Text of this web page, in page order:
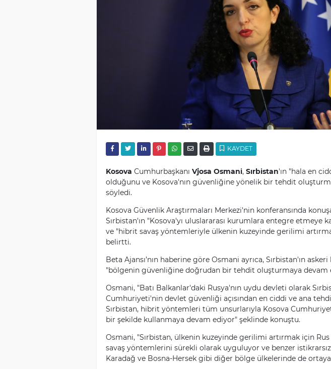
KAYDET
Kosova Cumhurbaşkanı Vjosa Osmani, Sırbistan'ın "hala en
olduğunu ve Kosova'nın güvenliğine yönelik bir tehdit
söyledi.
Kosova Güvenlik Araştırmaları Merkezi'nin konferansında
Sırbistan'ın "Kosova'yı uluslararası kurumlara entegre etmeye
ve "hibrit savaş yöntemleriyle ülkenin kuzeyinde gerilimi
belirtti.
Beta Ajansı’nın haberine göre Osmani ayrıca, Sırbistan'ın
"bölgenin güvenliğine doğrudan bir tehdit oluşturmaya devam
Osmani, "Batı Balkanlar'daki Rusya'nın uydu devleti olarak
Cumhuriyeti'nin devlet güvenliği açısından en ciddi ve ana
Sırbistan, hibrit yöntemleri tüm unsurlarıyla Kosova
bir şekilde kullanmaya devam ediyor" şeklinde konuştu.
Osmani, "Sırbistan, ülkenin kuzeyinde gerilimi artırmak için
savaş yöntemlerini sürekli olarak uyguluyor ve benzer
Karadağ ve Bosna-Hersek gibi diğer bölge ülkelerinde de ortaya